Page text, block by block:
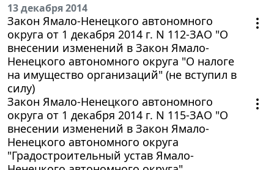
13 декабря 2014
Закон Ямало-Ненецкого автономного
округа от 1 декабря 2014 г. N 112-ЗАО "О
внесении изменений в Закон Ямало-
Ненецкого автономного округа "О налоге
на имущество организаций" (не вступил в
силу)
Закон Ямало-Ненецкого автономного
округа от 1 декабря 2014 г. N 115-ЗАО "О
внесении изменений в Закон Ямало-
Ненецкого автономного округа
"Градостроительный устав Ямало-